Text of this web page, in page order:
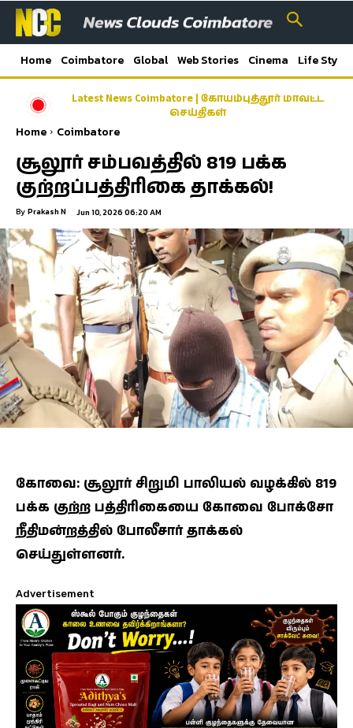
Home Coimbatore Global Web Stories Cinema Life Style
Latest News Coimbatore | கோயம்புத்தூர் மாவட்ட
செய்திகள்
Home Coimbatore
சூலூர் சம்பவத்தில் 819 பக்க
குற்றப்பத்திரிகை தாக்கல்!
By Prakash N Jun 10, 2026 06:20 AM
கோவை: சூலூர் சிறுமி பாலியல் வழக்கில் 819
பக்க குற்ற பத்திரிகையை கோவை போக்சோ
நீதிமன்றத்தில் போலீசார் தாக்கல்
செய்துள்ளனர்.
Advertisement